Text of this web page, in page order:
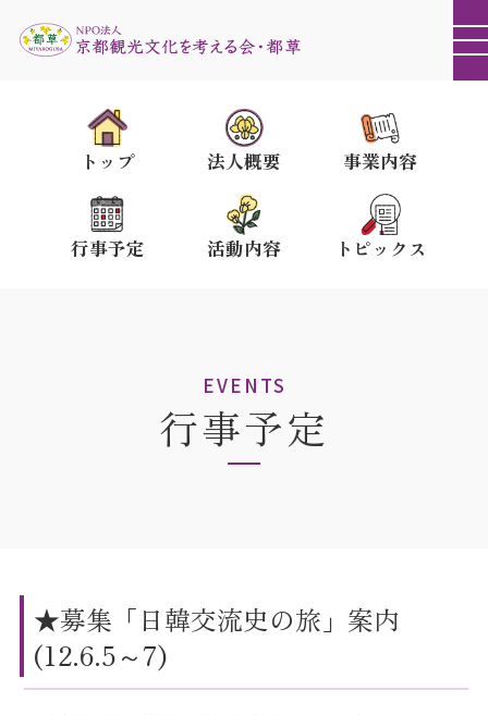
トップ 法人概要 事業内容
行事予定 活動内容 トピックス
EVENTS
行事予定
★募集「日韓交流史の旅」案内
(12.6.5～7)